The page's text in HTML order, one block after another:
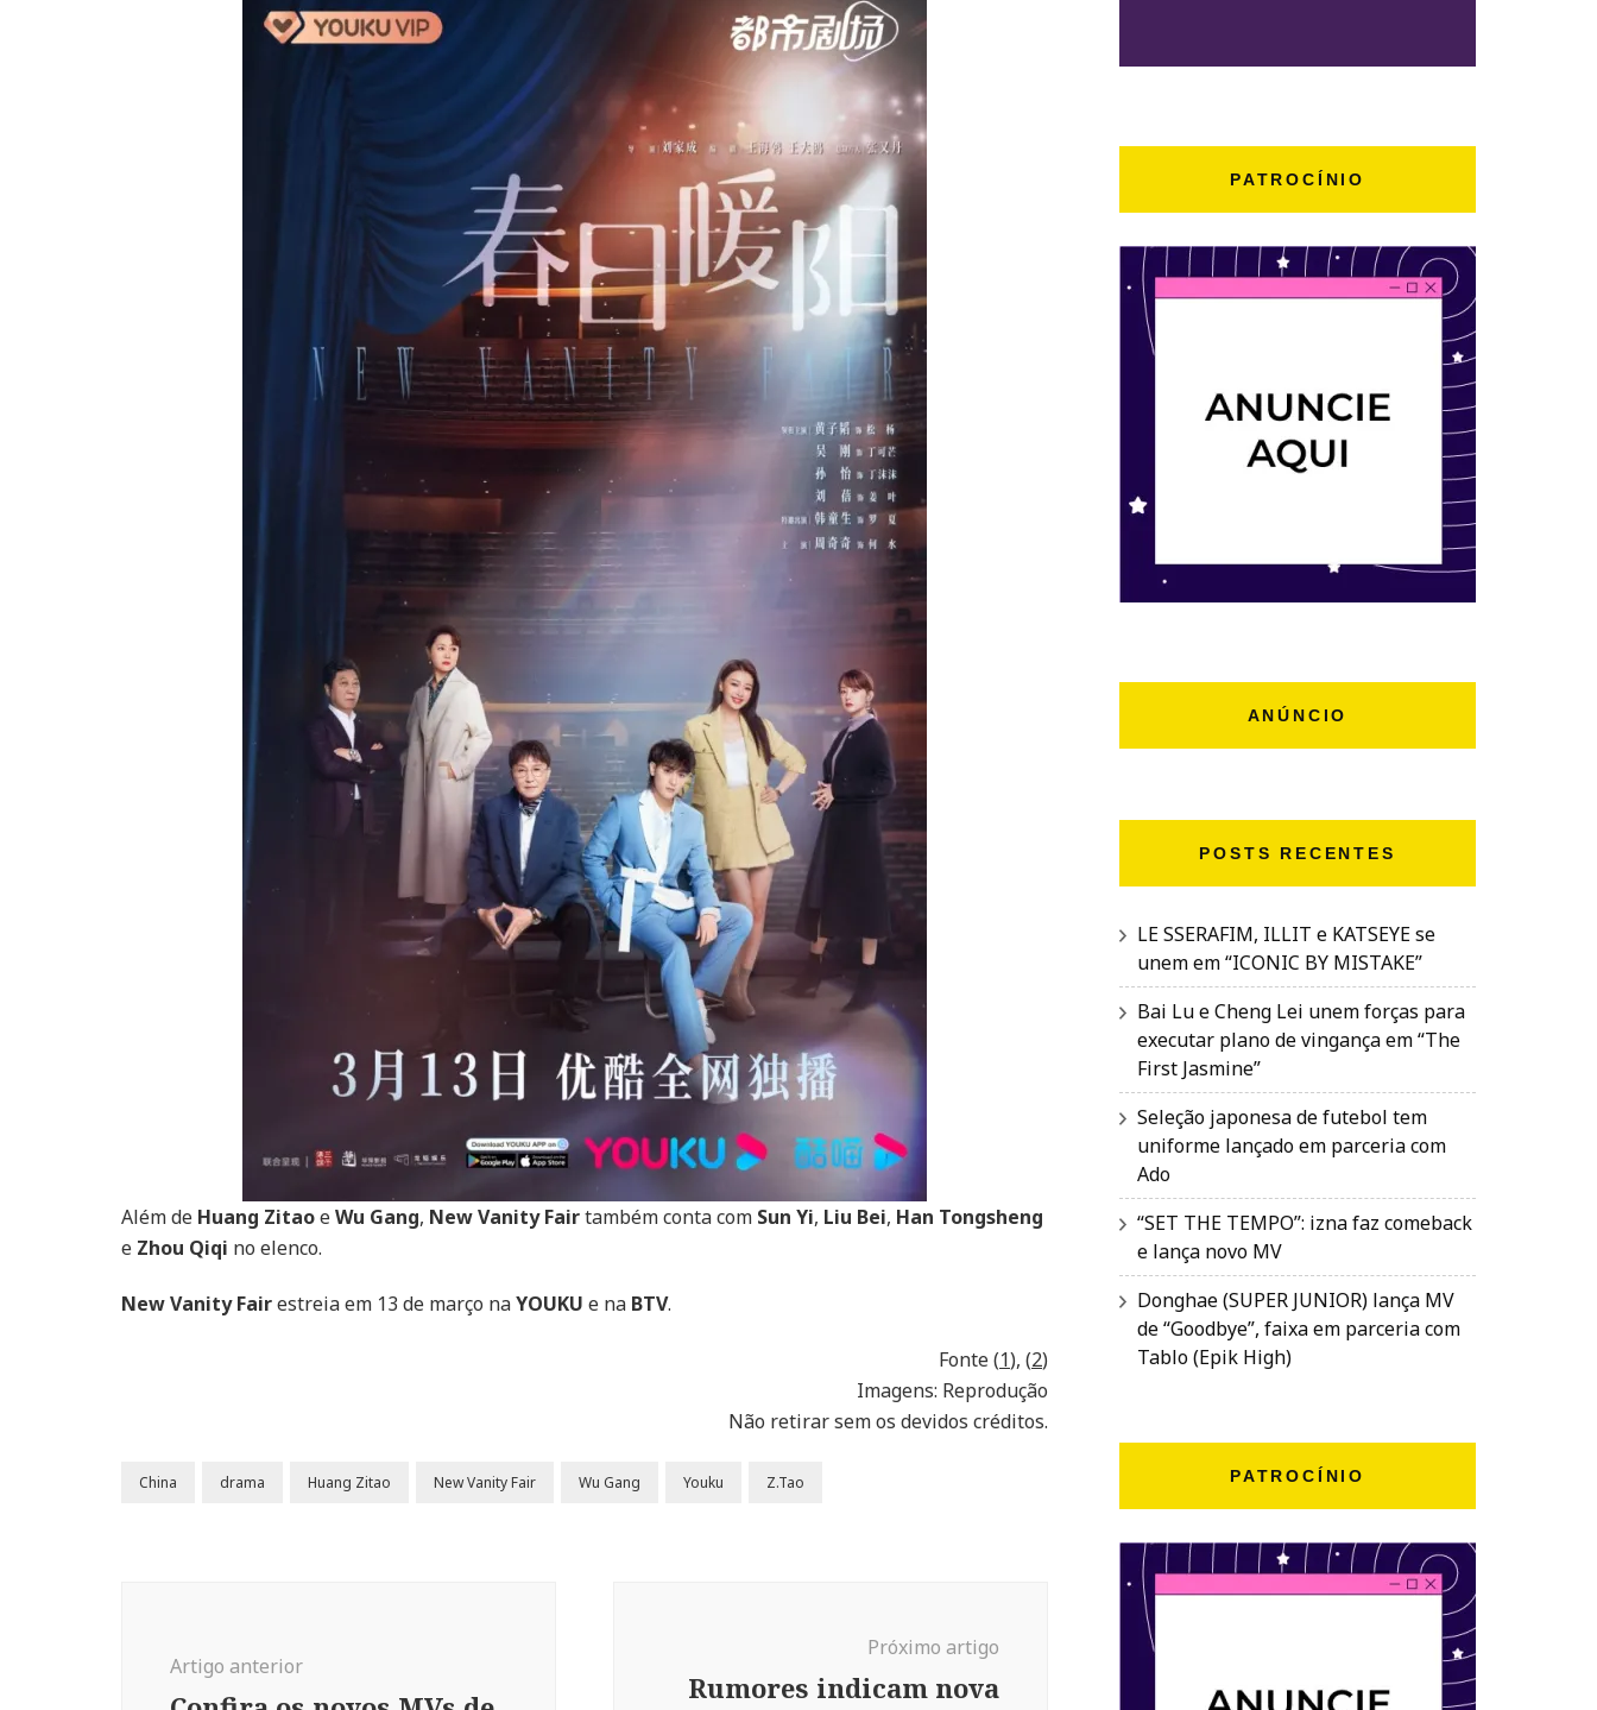
Além de Huang ZitaoeWu Gang, New Vanity Fairtambém conta com Sun Yi, Liu Bei, Han Tongsheng
e Zhou Qiqi no elenco.
New Vanity Fairestreia em 13 de março naYOUKU e na BTV.
Fonte (1), (2)
Imagens: Reprodução
Não retirar sem os devidos créditos.
China drama Huang Zitao New Vanity Fair Wu Gang Youku Z.Tao
Artigo anterior
Próximo artigo
Rumores indicam nova
PATROCÍNIO
ANÚNCIO
POSTS RECENTES
LE SSERAFIM, ILLIT e KATSEYE se
unem em “ICONIC BY MISTAKE”
Bai Lu e Cheng Lei unem forças para
executar plano de vingança em “The
First Jasmine”
Seleção japonesa de futebol tem
uniforme lançado em parceria com
Ado
“SET THE TEMPO”: izna faz comeback
e lança novo MV
Donghae (SUPER JUNIOR) lança MV
de “Goodbye”, faixa em parceria com
Tablo (Epik High)
PATROCÍNIO